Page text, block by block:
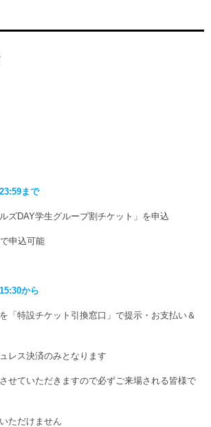
まで
ズDAY学生グループ割チケット」を申込
申込可能
から
「特設チケット引換窓口」で提示・お支払い＆
レス決済のみとなります
せていただきますので必ずご来場される皆様で
ただけません